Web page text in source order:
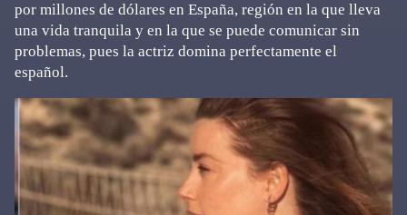
por millones de dólares en España, región en la que lleva
una vida tranquila y en la que se puede comunicar sin
problemas, pues la actriz domina perfectamente el
español.